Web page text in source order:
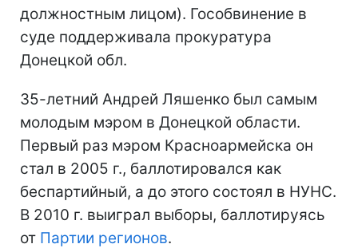
должностным лицом). Гособвинение в
суде поддерживала прокуратура
Донецкой обл.
35-летний Андрей Ляшенко был самым
молодым мэром в Донецкой области.
Первый раз мэром Красноармейска он
стал в 2005 г., баллотировался как
беспартийный, а до этого состоял в НУНС.
В 2010 г. выиграл выборы, баллотируясь
от Партии регионов.